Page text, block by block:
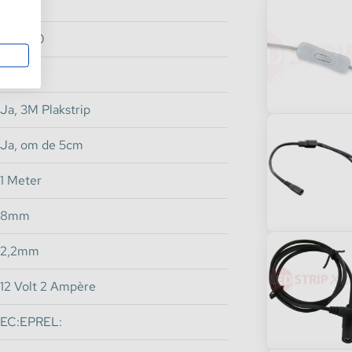
kit of aquarium kit gebruiken.
kanten volledig afgedicht zijn.
Ja
50.000
Ja, 3M Plakstrip
Ja, om de 5cm
1 Meter
8mm
2,2mm
12 Volt 2 Ampère
EC:EPREL: